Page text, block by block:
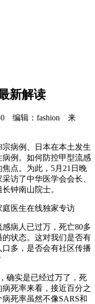
新解读
编辑：fashion 来
病例、日本在本土发生
病例。如何防控甲型流感
点。为此，5月21日晚
访了中华医学会会长、
钟南山院士。
医生在线独家专访
病人已过万，死亡80多
状态。这对我们是否有
多，是否会有社区传播
实是已经过万了，死
死率来看，接近百分之
死率虽然不像SARS和